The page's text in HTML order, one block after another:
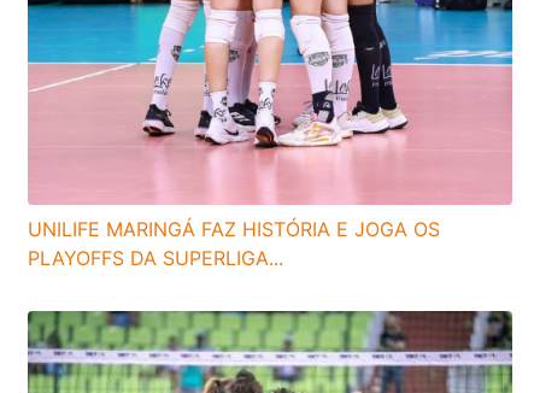
UNILIFE MARINGÁ FAZ HISTÓRIA E JOGA OS
PLAYOFFS DA SUPERLIGA...